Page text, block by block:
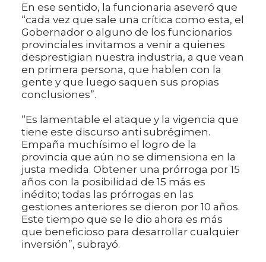
En ese sentido, la funcionaria aseveró que
“cada vez que sale una crítica como esta, el
Gobernador o alguno de los funcionarios
provinciales invitamos a venir a quienes
desprestigian nuestra industria, a que vean
en primera persona, que hablen con la
gente y que luego saquen sus propias
conclusiones”.
“Es lamentable el ataque y la vigencia que
tiene este discurso anti subrégimen.
Empaña muchísimo el logro de la
provincia que aún no se dimensiona en la
justa medida. Obtener una prórroga por 15
años con la posibilidad de 15 más es
inédito; todas las prórrogas en las
gestiones anteriores se dieron por 10 años.
Este tiempo que se le dio ahora es más
que beneficioso para desarrollar cualquier
inversión”, subrayó.